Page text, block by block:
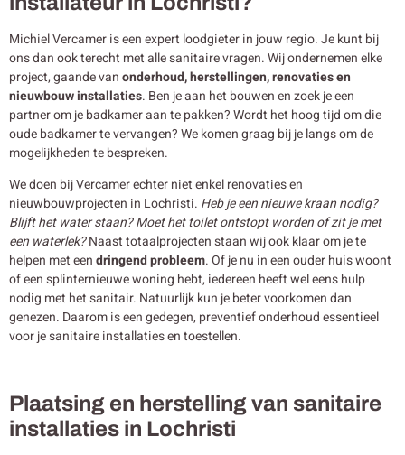
Michiel Vercamer is een expert loodgieter in jouw regio. Je kunt bij
ons dan ook terecht met alle sanitaire vragen. Wij ondernemen elke
project, gaande vanonderhoud, herstellingen, renovaties en
nieuwbouwinstallaties. Ben je aan het bouwen en zoek je een
partner om je badkamer aan te pakken? Wordt het hoog tijd om die
oude badkamer te vervangen? We komen graag bij je langs om de
mogelijkheden te bespreken.
We doen bij Vercamer echter niet enkel renovaties en
nieuwbouwprojecten in Lochristi. Heb je een nieuwe kraan nodig?
Blijft het water staan? Moet het toilet ontstopt worden of zit je met
een waterlek?Naast totaalprojecten staan wij ook klaar om je te
helpen met eendringend probleem. Of je nu in een ouder huis woont
of een splinternieuwe woning hebt, iedereen heeft wel eens hulp
nodig met het sanitair. Natuurlijk kun je beter voorkomen dan
genezen. Daarom is een gedegen, preventief onderhoud essentieel
voor je sanitaire installaties en toestellen.
Plaatsing en herstelling van sanitaire
installaties in Lochristi